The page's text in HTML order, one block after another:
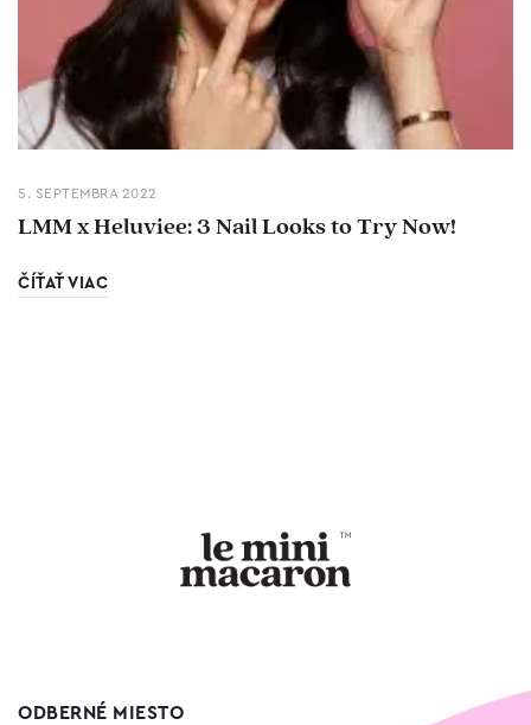
5. SEPTEMBRA 2022
LMM x Heluviee: 3 Nail Looks to Try Now!
ČÍŤAŤ VIAC
ODBERNÉ MIESTO